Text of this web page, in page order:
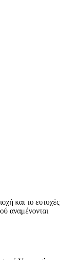
και το ευτυχές
αναμένονται